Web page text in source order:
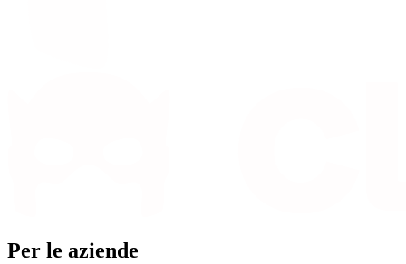
Per le aziende